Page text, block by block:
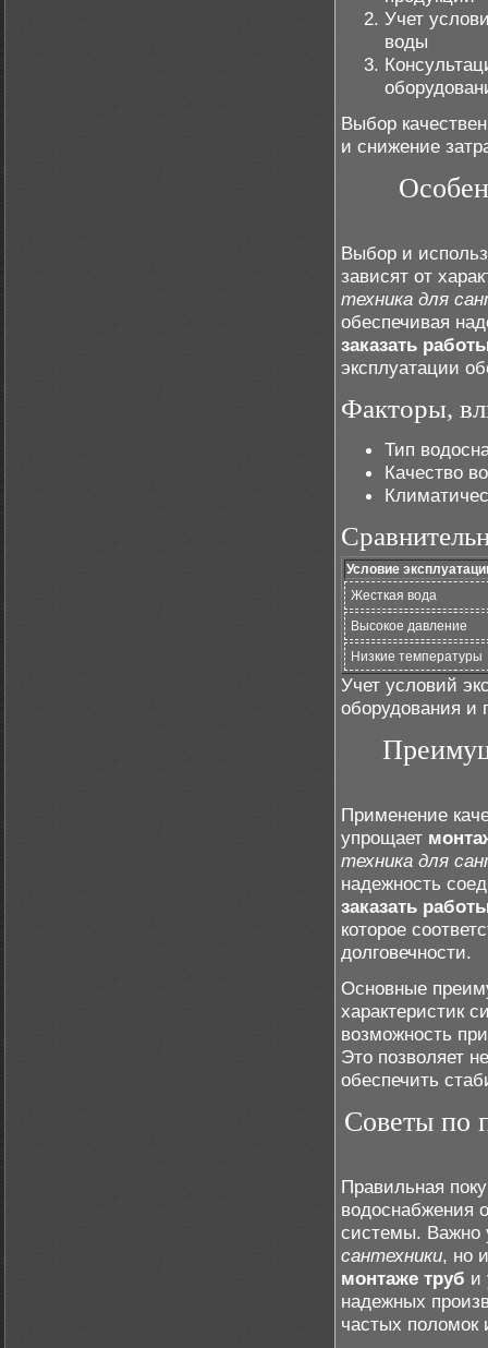
Учет
воды
Выбор
и снижение
Выбор и
зависят от
техника для
обеспечивая
заказать
эксплуатации
Факторы,
Тип
Качество
Условие
Жесткая вода
Высокое давление
Низкие температуры
Учет условий
оборудования и
Применение
упрощает
техника для
надежность
заказать
которое
долговечности.
Основные
характеристик
возможность
Это позволяет
обеспечить
Советы по
Правильная
водоснабжения
системы. Важно
сантехники, но
монтаже труб и
надежных
частых поломок